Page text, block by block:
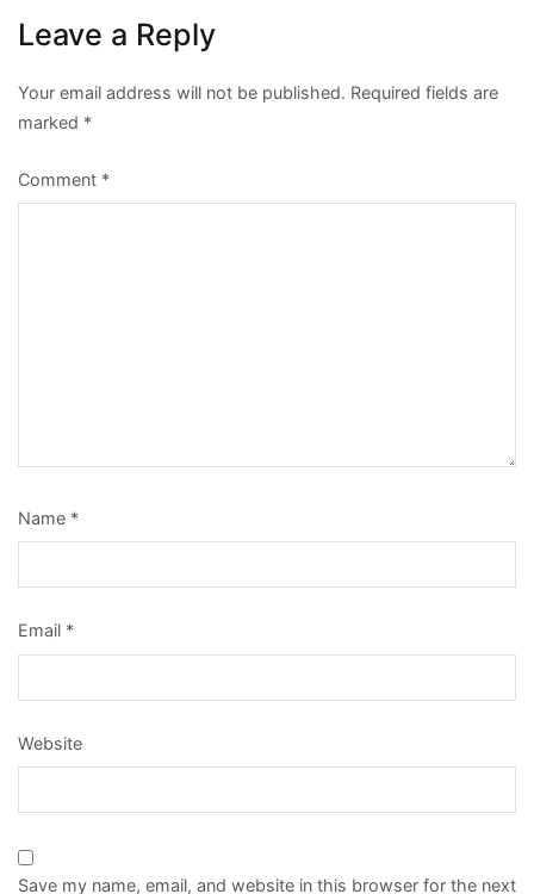
Leave a Reply
Your email address will not be published. Required fields are
marked *
Comment *
Name *
Email *
Website
Save my name, email, and website in this browser for the next